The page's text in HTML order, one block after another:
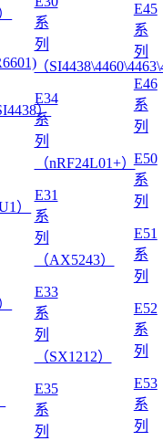
）
）
系
列
（
E34
系
列
（nRF24L01+）
E31
系
列
（AX5243）
E33
系
列
（SX1212）
E35
系
列
E45
系
列
E46
系
列
E50
系
列
E51
系
列
E52
系
列
E53
系
列